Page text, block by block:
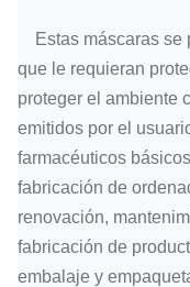
Estas máscaras
que le requieran
proteger el ambiente
emitidos por el
farmacéuticos
fabricación de
renovación,
fabricación de
embalaje y